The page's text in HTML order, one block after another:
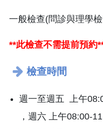
一般檢查(問診與理學
**此檢查不需提前預約
檢查時間
週一至週五 上午
，週六 上午08:00-